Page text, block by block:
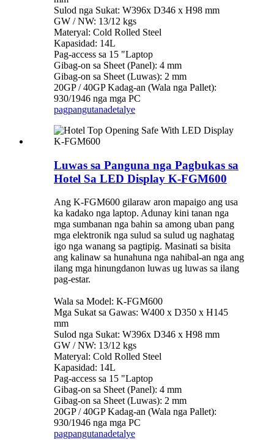
Sulod nga Sukat: W396x D346 x H98 mm
GW / NW: 13/12 kgs
Materyal: Cold Rolled Steel
Kapasidad: 14L
Pag-access sa 15 "Laptop
Gibag-on sa Sheet (Panel): 4 mm
Gibag-on sa Sheet (Luwas): 2 mm
20GP / 40GP Kadag-an (Wala nga Pallet):
930/1946 nga mga PC
pagpangutanadetalye
Luwas sa Panguna nga Pagbukas sa
Hotel Sa LED Display K-FGM600
Ang K-FGM600 gilaraw aron mapaigo ang usa
ka kadako nga laptop. Adunay kini tanan nga
mga sumbanan nga bahin sa among uban pang
mga elektronik nga sulud sa sulud ug naghatag
igo nga wanang sa pagtipig. Masinati sa bisita
ang kalinaw sa hunahuna nga nahibal-an nga ang
ilang mga hinungdanon luwas ug luwas sa ilang
pag-estar.
Wala sa Model: K-FGM600
Mga Sukat sa Gawas: W400 x D350 x H145
mm
Sulod nga Sukat: W396x D346 x H98 mm
GW / NW: 13/12 kgs
Materyal: Cold Rolled Steel
Kapasidad: 14L
Pag-access sa 15 "Laptop
Gibag-on sa Sheet (Panel): 4 mm
Gibag-on sa Sheet (Luwas): 2 mm
20GP / 40GP Kadag-an (Wala nga Pallet):
930/1946 nga mga PC
pagpangutanadetalye